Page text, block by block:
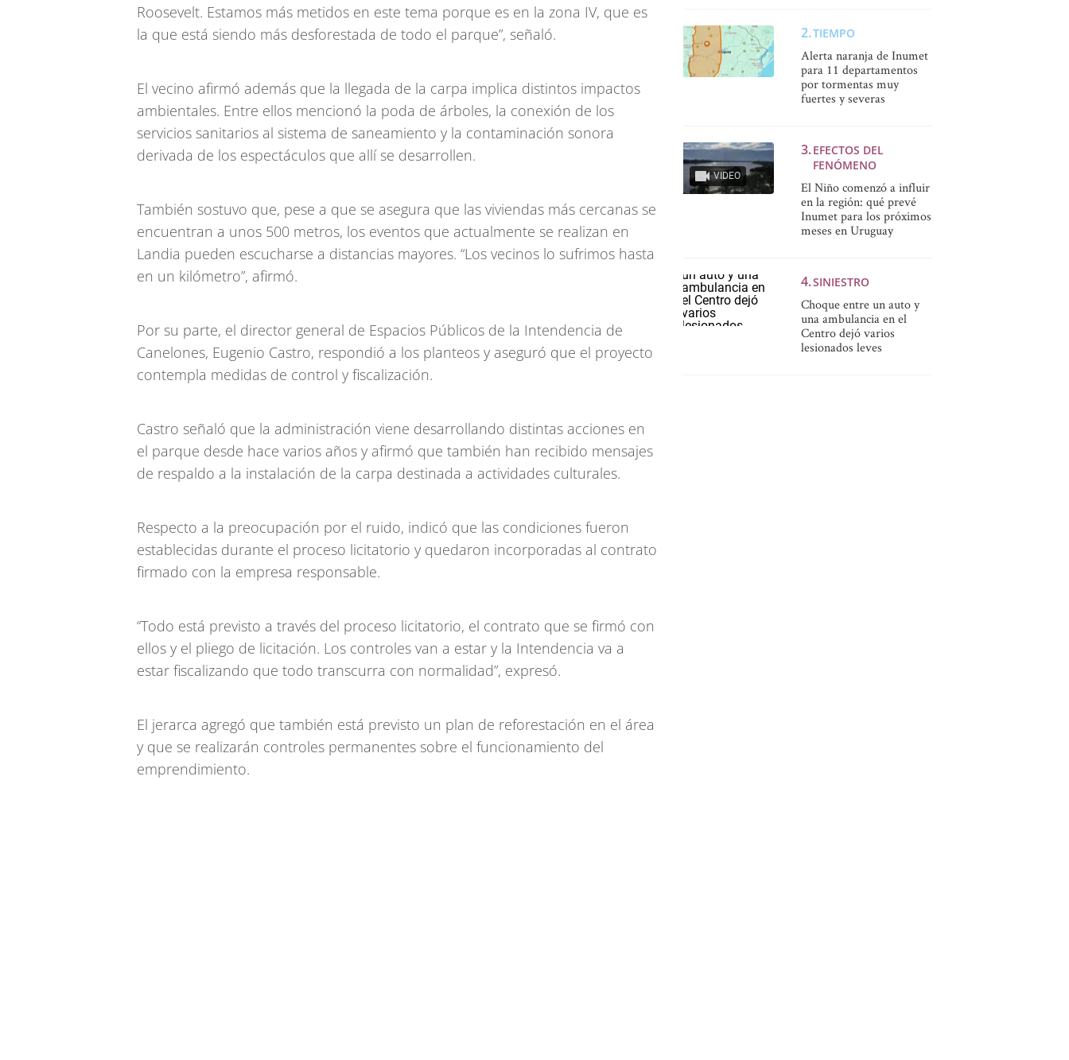
Roosevelt. Estamos más metidos en este tema porque es en la zona IV, que es
la que está siendo más desforestada de todo el parque”, señaló.
El vecino afirmó además que la llegada de la carpa implica distintos impactos
ambientales. Entre ellos mencionó la poda de árboles, la conexión de los
servicios sanitarios al sistema de saneamiento y la contaminación sonora
derivada de los espectáculos que allí se desarrollen.
También sostuvo que, pese a que se asegura que las viviendas más cercanas se
encuentran a unos 500 metros, los eventos que actualmente se realizan en
Landia pueden escucharse a distancias mayores. “Los vecinos lo sufrimos hasta
en un kilómetro”, afirmó.
Por su parte, el director general de Espacios Públicos de la Intendencia de
Canelones, Eugenio Castro, respondió a los planteos y aseguró que el proyecto
contempla medidas de control y fiscalización.
Castro señaló que la administración viene desarrollando distintas acciones en
el parque desde hace varios años y afirmó que también han recibido mensajes
de respaldo a la instalación de la carpa destinada a actividades culturales.
Respecto a la preocupación por el ruido, indicó que las condiciones fueron
establecidas durante el proceso licitatorio y quedaron incorporadas al contrato
firmado con la empresa responsable.
“Todo está previsto a través del proceso licitatorio, el contrato que se firmó con
ellos y el pliego de licitación. Los controles van a estar y la Intendencia va a
estar fiscalizando que todo transcurra con normalidad”, expresó.
El jerarca agregó que también está previsto un plan de reforestación en el área
y que se realizarán controles permanentes sobre el funcionamiento del
emprendimiento.
TIEMPO
Alerta naranja de Inumet
para 11 departamentos
por tormentas muy
fuertes y severas
VIDEO
EFECTOS DEL
FENÓMENO
El Niño comenzó a influir
en la región: qué prevé
Inumet para los próximos
meses en Uruguay
SINIESTRO
Choque entre un auto y
una ambulancia en el
Centro dejó varios
lesionados leves